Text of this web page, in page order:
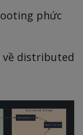
phức
về distributed